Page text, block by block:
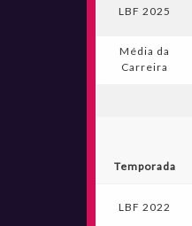
LBF 2025
Média da
Carreira
Temporada
LBF 2022